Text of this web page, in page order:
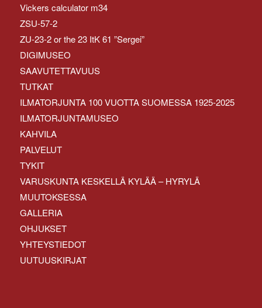
Vickers calculator m34
ZSU-57-2
ZU-23-2 or the 23 ItK 61 ”Sergei”
DIGIMUSEO
SAAVUTETTAVUUS
TUTKAT
ILMATORJUNTA 100 VUOTTA SUOMESSA 1925-2025
ILMATORJUNTAMUSEO
KAHVILA
PALVELUT
TYKIT
VARUSKUNTA KESKELLÄ KYLÄÄ – HYRYLÄ
MUUTOKSESSA
GALLERIA
OHJUKSET
YHTEYSTIEDOT
UUTUUSKIRJAT